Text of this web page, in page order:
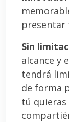
presentar
Sin
alcance y
tendrá
de forma
tú quieras